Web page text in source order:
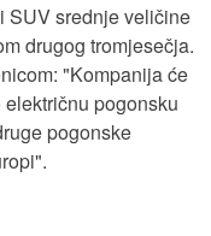
SUV srednje veličine
drugog tromjesečja.
"Kompanija će
pogonsku
pogonske